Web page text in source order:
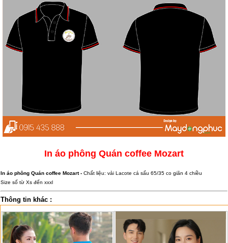
In áo phông Quán coffee Mozart
In áo phông Quán coffee Mozart - Chất liệu: vải Lacote cá sấu 65/35 co giãn 4 chiều
Size số từ Xs đến xxxl
Thông tin khác :